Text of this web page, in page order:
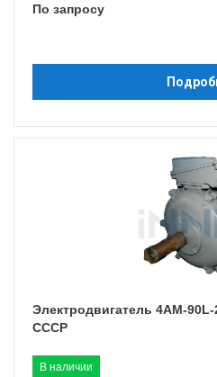
По запросу
Электродвигатель 4АМ-
СССР
В наличии